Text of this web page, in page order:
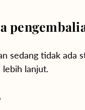
sedang tidak ada
lebih lanjut.